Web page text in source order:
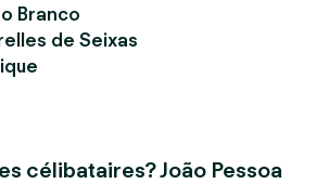
Branco
de Seixas
célibataires? João Pessoa